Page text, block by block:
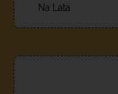
Na Lata